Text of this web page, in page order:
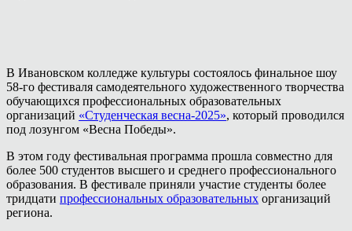
В Ивановском колледже культуры состоялось финальное шоу
58-го фестиваля самодеятельного художественного творчества
обучающихся профессиональных образовательных
организаций «Студенческая весна-2025», который проводился
под лозунгом «Весна Победы».
В этом году фестивальная программа прошла совместно для
более 500 студентов высшего и среднего профессионального
образования. В фестивале приняли участие студенты более
тридцати профессиональных образовательных организаций
региона.